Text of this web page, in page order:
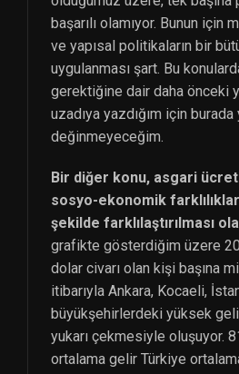
başarılı olamıyor. Bunun için
ve yapısal politikaların bir
uygulanması şart. Bu
gerektiğine dair daha önceki
uzadıya yazdığım için
değinmeyeceğim.
Bir diğer konu, asgari
sosyo-ekonomik
şekilde farklılaştırılması
grafikte gösterdiğim üzere
dolar civarı olan kişi başına
itibarıyla Ankara, Kocaeli,
büyükşehirlerdeki yüksek
yukarı çekmesiyle oluşuyor.
ortalama gelir Türkiye